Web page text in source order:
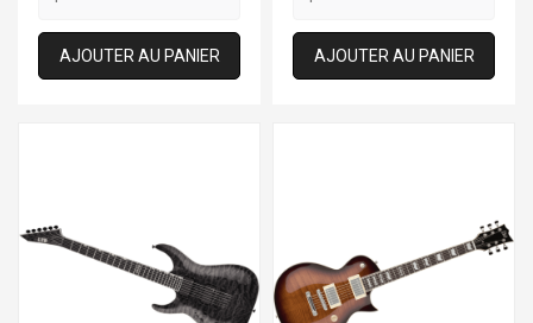
AJOUTER AU PANIER AJOUTER AU PANIER